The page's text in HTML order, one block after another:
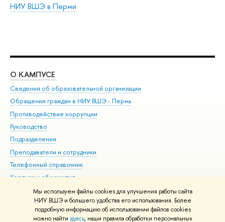
Мы используем файлы cookies для улучшения работы сайта
НИУ ВШЭ и большего удобства его использования. Более
подробную информацию об использовании файлов cookies
можно найти здесь, наши правила обработки персональных
НИУ ВШЭ в Перми
О КАМПУСЕ
Сведения об образовательной организации
Обращения граждан в НИУ ВШЭ - Пермь
Противодействие коррупции
Руководство
Подразделения
Преподаватели и сотрудники
Телефонный справочник
Корпуса и общежития
ВШЭ для студентов с ограниченными возможностями
здоровья и инвалидностью
Единая платежная страница